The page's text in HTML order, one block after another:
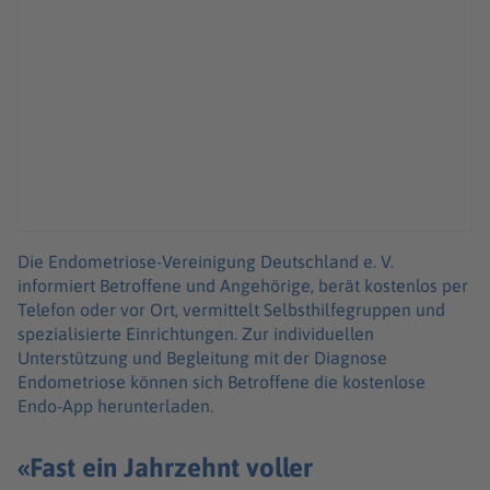
Die Endometriose-Vereinigung Deutschland e. V.
informiert Betroffene und Angehörige, berät kostenlos per
Telefon oder vor Ort, vermittelt Selbsthilfegruppen und
spezialisierte Einrichtungen. Zur individuellen
Unterstützung und Begleitung mit der Diagnose
Endometriose können sich Betroffene die kostenlose
Endo-App herunterladen.
«Fast ein Jahrzehnt voller